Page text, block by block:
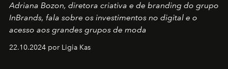
Adriana Bozon, diretora criativa e de branding do grupo
InBrands, fala sobre os investimentos no digital e o
acesso aos grandes grupos de moda
22.10.2024 por Ligia Kas